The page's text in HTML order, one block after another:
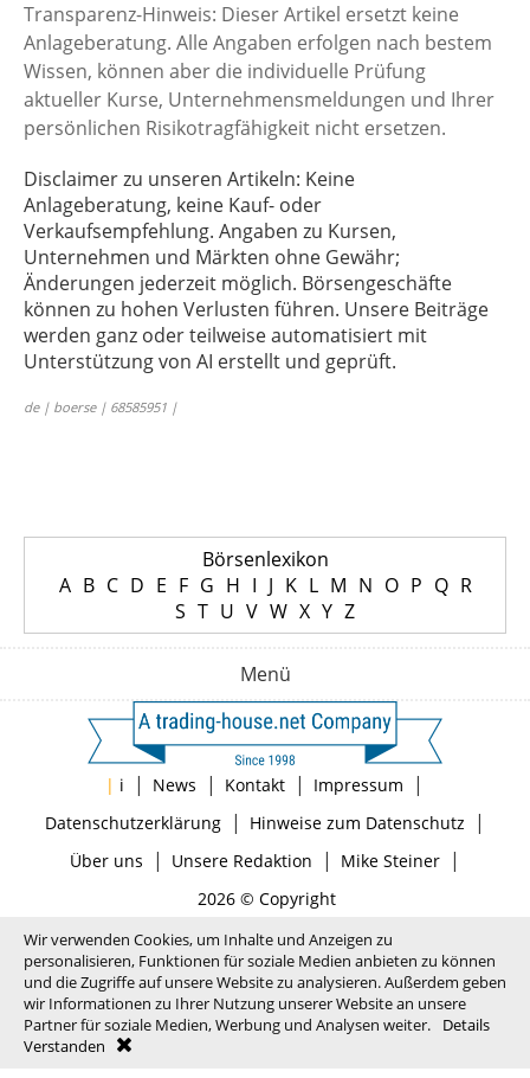
Transparenz-Hinweis: Dieser Artikel ersetzt keine
Anlageberatung. Alle Angaben erfolgen nach bestem
Wissen, können aber die individuelle Prüfung
aktueller Kurse, Unternehmensmeldungen und Ihrer
persönlichen Risikotragfähigkeit nicht ersetzen.
Disclaimer zu unseren Artikeln: Keine
Anlageberatung, keine Kauf- oder
Verkaufsempfehlung. Angaben zu Kursen,
Unternehmen und Märkten ohne Gewähr;
Änderungen jederzeit möglich. Börsengeschäfte
können zu hohen Verlusten führen. Unsere Beiträge
werden ganz oder teilweise automatisiert mit
Unterstützung von AI erstellt und geprüft.
de | boerse | 68585951 |
Börsenlexikon
A B C D E F G H I J K L M N O P Q R
S T U V W X Y Z
Menü
| i | News | Kontakt | Impressum |
Datenschutzerklärung| Hinweise zum Datenschutz |
Über uns | Unsere Redaktion | Mike Steiner|
2026 © Copyright
Wir verwenden Cookies, um Inhalte und Anzeigen zu
personalisieren, Funktionen für soziale Medien anbieten zu können
und die Zugriffe auf unsere Website zu analysieren. Außerdem geben
wir Informationen zu Ihrer Nutzung unserer Website an unsere
Partner für soziale Medien, Werbung und Analysen weiter.
Details
Verstanden